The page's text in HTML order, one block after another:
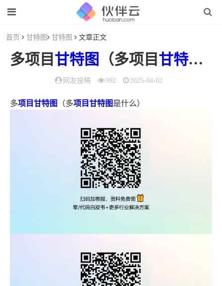
首页 甘特图 甘特图 文章正文
多项目 甘特图 （多项目 甘特图是什么
网友投稿 992 2025-04-02
多项目甘特图 （多项目甘特图是什么）